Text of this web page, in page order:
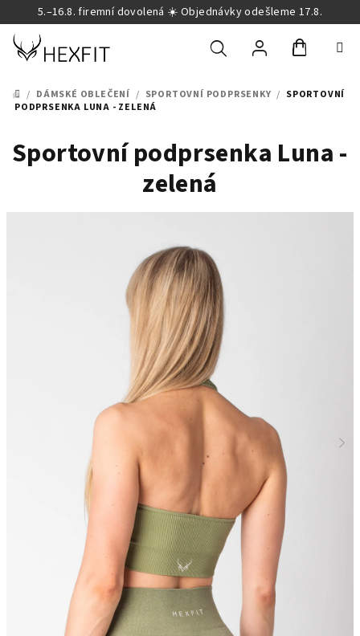
na
obsah
5.–16.8. firemní dovolená ☀️ Objednávky odešleme 17.8.
DOMŮ
/ DÁMSKÉ OBLEČENÍ / SPORTOVNÍ PODPRSENKY / SPORTOVNÍ
PODPRSENKA LUNA - ZELENÁ
Sportovní podprsenka Luna -
zelená